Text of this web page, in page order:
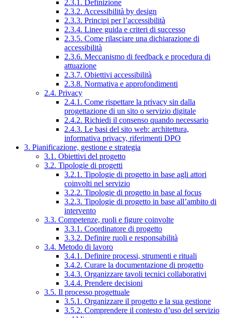
2.3.1. Definizione
2.3.2. Accessibilità by design
2.3.3. Principi per l’accessibilità
2.3.4. Linee guida e criteri di successo
2.3.5. Come rilasciare una dichiarazione di
accessibilità
2.3.6. Meccanismo di feedback e procedura di
attuazione
2.3.7. Obiettivi accessibilità
2.3.8. Normativa e approfondimenti
2.4. Privacy
2.4.1. Come rispettare la privacy sin dalla
progettazione di un sito o servizio digitale
2.4.2. Richiedi il consenso quando necessario
2.4.3. Le basi del sito web: architettura,
informativa privacy, riferimenti DPO
3. Pianificazione, gestione e strategia
3.1. Obiettivi del progetto
3.2. Tipologie di progetti
3.2.1. Tipologie di progetto in base agli attori
coinvolti nel servizio
3.2.2. Tipologie di progetto in base al focus
3.2.3. Tipologie di progetto in base all’ambito di
intervento
3.3. Competenze, ruoli e figure coinvolte
3.3.1. Coordinatore di progetto
3.3.2. Definire ruoli e responsabilità
3.4. Metodo di lavoro
3.4.1. Definire processi, strumenti e rituali
3.4.2. Curare la documentazione di progetto
3.4.3. Organizzare tavoli tecnici collaborativi
3.4.4. Prendere decisioni
3.5. Il processo progettuale
3.5.1. Organizzare il progetto e la sua gestione
3.5.2. Comprendere il contesto d’uso del servizio